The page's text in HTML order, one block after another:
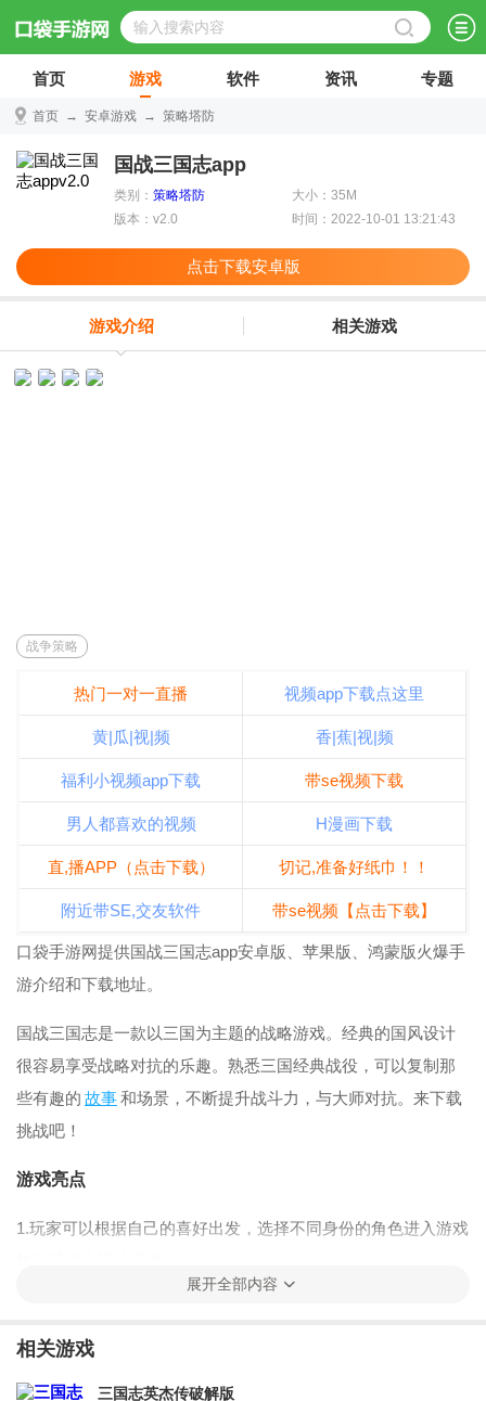
首页 游戏 软件 资讯 专题
首页 → 安卓游戏 → 策略塔防
国战三国志app
类别： 策略塔防
大小：35M
版本：v2.0
时间：2022-10-01 13:21:43
点击下载安卓版
游戏介绍 相关游戏
战争策略
热门一对一直播 视频app下载点这里
黄|瓜|视|频 香|蕉|视|频
福利小视频app下载 带se视频下载
男人都喜欢的视频 H漫画下载
直,播APP（点击下载） 切记,准备好纸巾！！
附近带SE,交友软件 带se视频【点击下载】
口袋手游网提供国战三国志app安卓版、苹果版、鸿蒙版火爆手
游介绍和下载地址。
国战三国志是一款以三国为主题的战略游戏。经典的国风设计
很容易享受战略对抗的乐趣。熟悉三国经典战役，可以复制那
些有趣的 故事和场景，不断提升战斗力，与大师对抗。来下载
挑战吧！
游戏亮点
1.玩家可以根据自己的喜好出发，选择不同身份的角色进入游戏
唯美的意境。
3.要在不断的场景中搜索，才能获得更高的技能学习方法，轻松
展开全部内容
相关游戏
三国志英杰传破解版